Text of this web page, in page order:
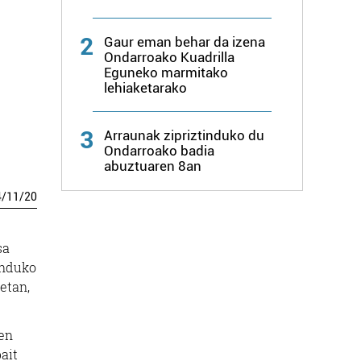
/11/20
2
Gaur eman behar da izena
Ondarroako Kuadrilla
Eguneko marmitako
lehiaketarako
3
Arraunak zipriztinduko du
Ondarroako badia
abuztuaren 8an